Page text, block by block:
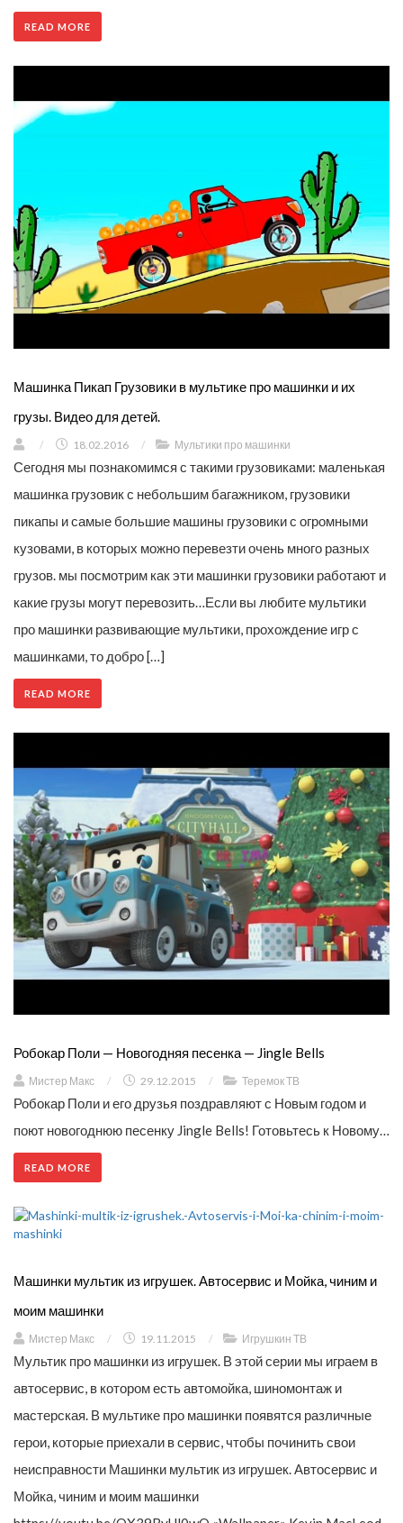
READ MORE
Машинка Пикап Грузовики в мультике про машинки и их
грузы. Видео для детей.
/ 18.02.2016 / Мультики про машинки
Сегодня мы познакомимся с такими грузовиками: маленькая
машинка грузовик с небольшим багажником, грузовики
пикапы и самые большие машины грузовики с огромными
кузовами, в которых можно перевезти очень много разных
грузов. мы посмотрим как эти машинки грузовики работают и
какие грузы могут перевозить…Если вы любите мультики
про машинки развивающие мультики, прохождение игр с
машинками, то добро […]
READ MORE
Робокар Поли — Новогодняя песенка — Jingle Bells
Мистер Макс / 29.12.2015 / Теремок ТВ
Робокар Поли и его друзья поздравляют с Новым годом и
поют новогоднюю песенку Jingle Bells! Готовьтесь к Новому…
READ MORE
Машинки мультик из игрушек. Автосервис и Мойка, чиним и
моим машинки
Мистер Макс / 19.11.2015 / Игрушкин ТВ
Мультик про машинки из игрушек. В этой серии мы играем в
автосервис, в котором есть автомойка, шиномонтаж и
мастерская. В мультике про машинки появятся различные
герои, которые приехали в сервис, чтобы починить свои
неисправности Машинки мультик из игрушек. Автосервис и
Мойка, чиним и моим машинки